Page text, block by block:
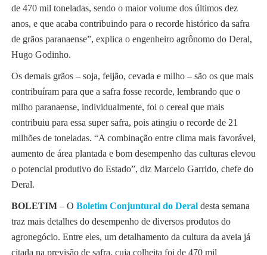
de 470 mil toneladas, sendo o maior volume dos últimos dez
anos, e que acaba contribuindo para o recorde histórico da safra
de grãos paranaense”, explica o engenheiro agrônomo do Deral,
Hugo Godinho.
Os demais grãos – soja, feijão, cevada e milho – são os que mais
contribuíram para que a safra fosse recorde, lembrando que o
milho paranaense, individualmente, foi o cereal que mais
contribuiu para essa super safra, pois atingiu o recorde de 21
milhões de toneladas. “A combinação entre clima mais favorável,
aumento de área plantada e bom desempenho das culturas elevou
o potencial produtivo do Estado”, diz Marcelo Garrido, chefe do
Deral.
BOLETIM – O Boletim Conjuntural do Deraldesta semana
traz mais detalhes do desempenho de diversos produtos do
agronegócio. Entre eles, um detalhamento da cultura da aveia já
citada na previsão de safra, cuja colheita foi de 470 mil